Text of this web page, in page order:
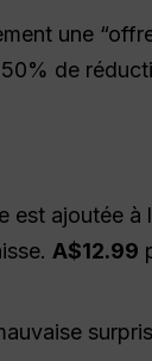
une
de
est ajoutée à
A$12.99